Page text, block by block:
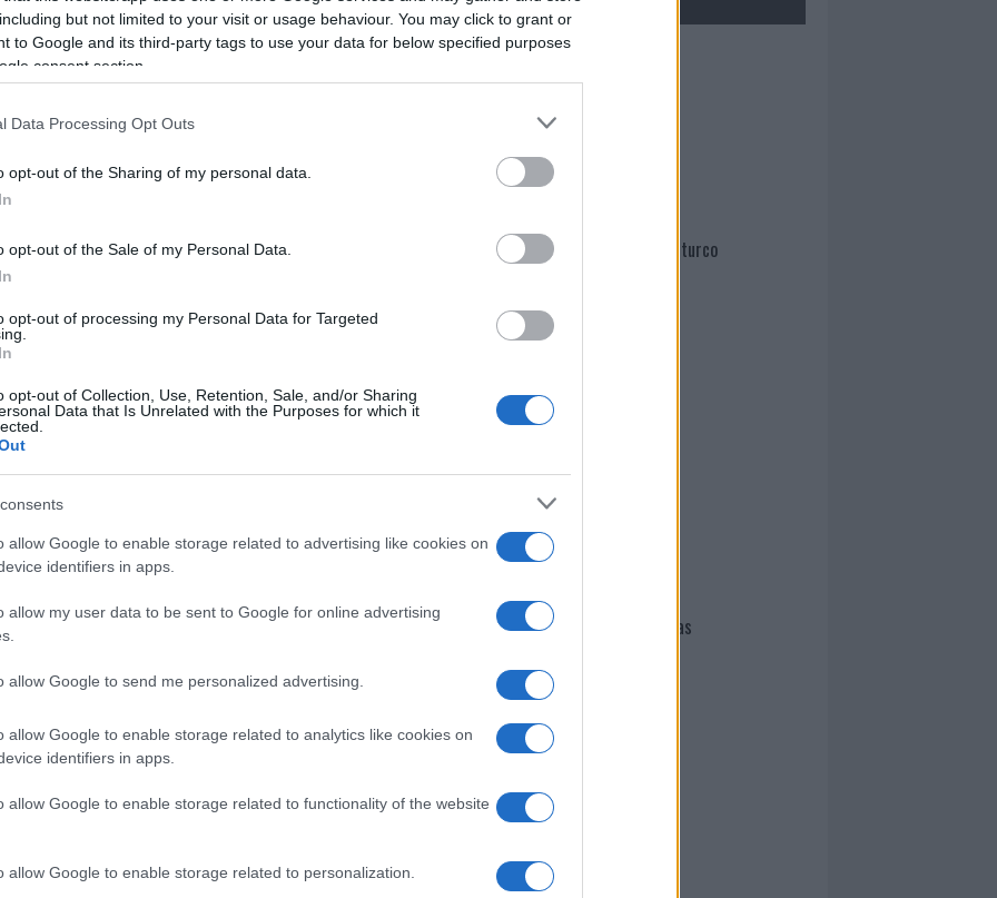
but not limited to your visit or usage behaviour. You may click to grant or
to Google and its third-party tags to use your data for below specified purposes
consent section.
Data Processing Opt Outs
opt-out of the Sharing of my personal data.
opt-out of the Sale of my Personal Data.
opt-out of processing my Personal Data for Targeted
opt-out of Collection, Use, Retention, Sale, and/or Sharing
Data that Is Unrelated with the Purposes for which it
allow Google to enable storage related to advertising like cookies on
identifiers in apps.
allow my user data to be sent to Google for online advertising
allow Google to send me personalized advertising.
allow Google to enable storage related to analytics like cookies on
identifiers in apps.
allow Google to enable storage related to functionality of the website
allow Google to enable storage related to personalization.
cliccando qui
nella sezioneLogindal menù del sito o
Roti Antichi Di Gaddhura
i tuoi video e le tue foto
+39 345 356 7512
di GalluraOggi.it
news daGoogle News
Paolo Pinna
Martina Agostina Diturco
I nostri cari
I nostri cari
Giovannimaria Cabras